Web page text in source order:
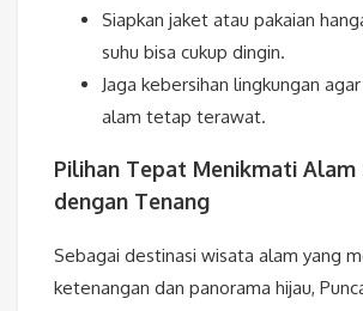
Siapkan jaket atau pakaian
suhu bisa cukup dingin.
Jaga kebersihan lingkungan
alam tetap terawat.
Pilihan Tepat Menikmati Alam
dengan Tenang
Sebagai destinasi wisata alam yang
ketenangan dan panorama hijau,